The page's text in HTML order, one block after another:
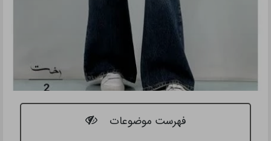
فهرست موضوعات